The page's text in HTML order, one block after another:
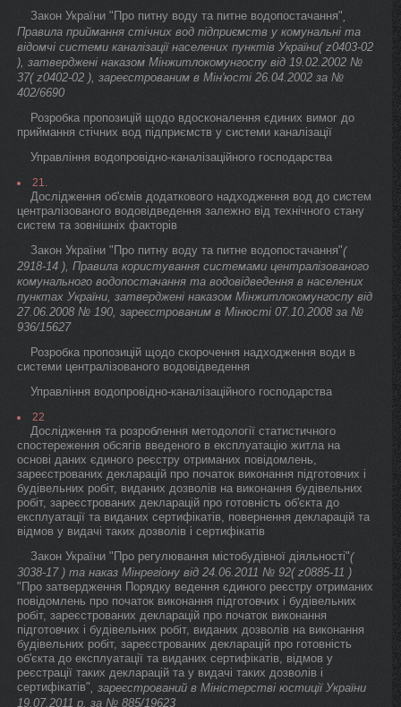
Закон України "Про питну воду та питне водопостачання",
Правила приймання стічних вод підприємств у комунальні та
відомчі системи каналізації населених пунктів України( z0403-02
), затверджені наказом Мінжитлокомунгоспу від 19.02.2002 №
37( z0402-02 ), зареєстрованим в Мін'юсті 26.04.2002 за №
402/6690
Розробка пропозицій щодо вдосконалення єдиних вимог до
приймання стічних вод підприємств у системи каналізації
Управління водопровідно-каналізаційного господарства
21.
Дослідження об'ємів додаткового надходження вод до систем
централізованого водовідведення залежно від технічного стану
систем та зовнішніх факторів
Закон України "Про питну воду та питне водопостачання"(
2918-14 ), Правила користування системами централізованого
комунального водопостачання та водовідведення в населених
пунктах України, затверджені наказом Мінжитлокомунгоспу від
27.06.2008 № 190, зареєстрованим в Мінюсті 07.10.2008 за №
936/15627
Розробка пропозицій щодо скорочення надходження води в
системи централізованого водовідведення
Управління водопровідно-каналізаційного господарства
22
Дослідження та розроблення методології статистичного
спостереження обсягів введеного в експлуатацію житла на
основі даних єдиного реєстру отриманих повідомлень,
зареєстрованих декларацій про початок виконання підготовчих і
будівельних робіт, виданих дозволів на виконання будівельних
робіт, зареєстрованих декларацій про готовність об'єкта до
експлуатації та виданих сертифікатів, повернення декларацій та
відмов у видачі таких дозволів і сертифікатів
Закон України "Про регулювання містобудівної діяльності"(
3038-17 ) та наказ Мінрегіону від 24.06.2011 № 92( z0885-11 )
"Про затвердження Порядку ведення єдиного реєстру отриманих
повідомлень про початок виконання підготовчих і будівельних
робіт, зареєстрованих декларацій про початок виконання
підготовчих і будівельних робіт, виданих дозволів на виконання
будівельних робіт, зареєстрованих декларацій про готовність
об'єкта до експлуатації та виданих сертифікатів, відмов у
реєстрації таких декларацій та у видачі таких дозволів і
сертифікатів", зареєстрований в Міністерстві юстиції України
19.07.2011 р. за № 885/19623